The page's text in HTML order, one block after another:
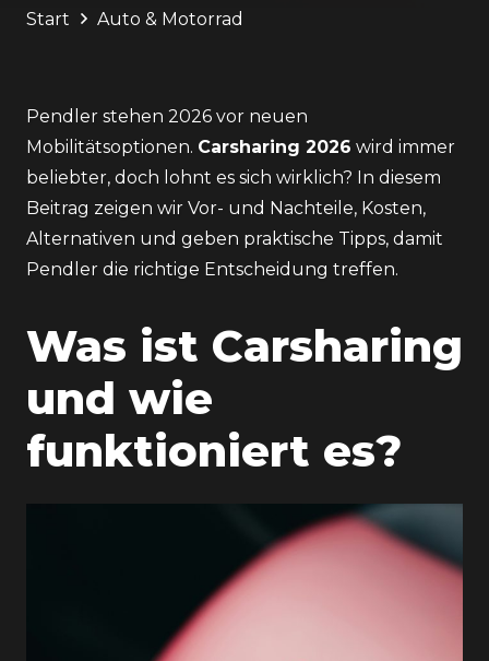
Start Auto & Motorrad
Pendler stehen 2026 vor neuen
Mobilitätsoptionen. Carsharing 2026 wird immer
beliebter, doch lohnt es sich wirklich? In diesem
Beitrag zeigen wir Vor- und Nachteile, Kosten,
Alternativen und geben praktische Tipps, damit
Pendler die richtige Entscheidung treffen.
Was ist Carsharing
und wie
funktioniert es?